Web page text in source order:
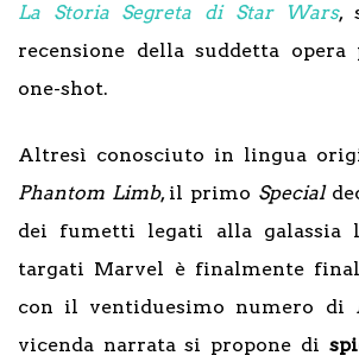
La Storia Segreta di Star Wars,
recensione della suddetta
one-shot.
Altresì conosciuto in lingua
Phantom Limb, il primo Special
dei fumetti legati alla galassia
targati Marvel è finalmente
con il ventiduesimo numero di
vicenda narrata si propone di